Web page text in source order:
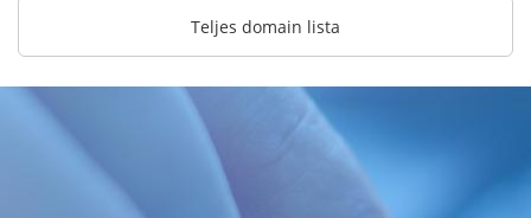
Teljes domain lista